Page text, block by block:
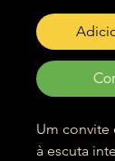
Um
à escuta